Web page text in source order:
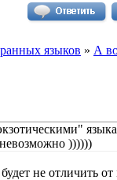
языков » А
))))))
не отличить